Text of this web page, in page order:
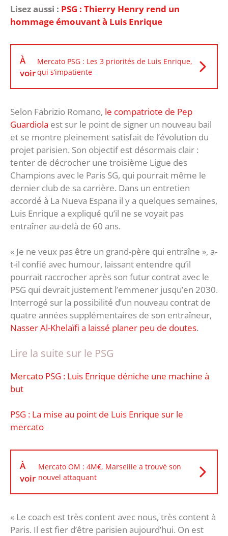
Lisez aussi : PSG : Thierry Henry rend un
hommage émouvant à Luis Enrique
À
voir
Mercato PSG : Les 3 priorités de Luis Enrique,
qui s’impatiente
Selon Fabrizio Romano, le compatriote de Pep
Guardiola est sur le point de signer un nouveau bail
et se montre pleinement satisfait de l’évolution du
projet parisien. Son objectif est désormais clair :
tenter de décrocher une troisième Ligue des
Champions avec le Paris SG, qui pourrait même le
dernier club de sa carrière. Dans un entretien
accordé à La Nueva Espana il y a quelques semaines,
Luis Enrique a expliqué qu’il ne se voyait pas
entraîner au-delà de 60 ans.
« Je ne veux pas être un grand-père qui entraîne », a-
t-il confié avec humour, laissant entendre qu’il
pourrait raccrocher après son futur contrat avec le
PSG qui devrait justement l’emmener jusqu’en 2030.
Interrogé sur la possibilité d’un nouveau contrat de
quatre années supplémentaires de son entraîneur,
Nasser Al-Khelaïfi a laissé planer peu de doutes.
Lire la suite sur le PSG
Mercato PSG : Luis Enrique déniche une machine à
but
PSG : La mise au point de Luis Enrique sur le
mercato
À
voir
Mercato OM : 4M€, Marseille a trouvé son
nouvel attaquant
« Le coach est très content avec nous, très content à
Paris. Il est fier d’être parisien aujourd’hui. On est